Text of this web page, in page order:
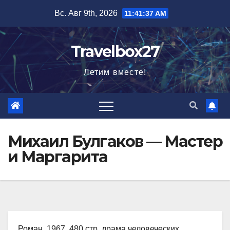
содержимому
Вс. Авг 9th, 2026 11:41:38 AM
Travelbox27
Летим вместе!
Михаил Булгаков — Мастер
и Маргарита